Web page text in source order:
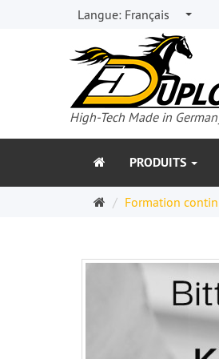
Langue: Français
High-Tech Made in
PRODUITS
PageFormation